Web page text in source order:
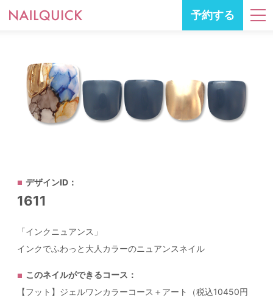
予約する
デザインID：
1611
「インクニュアンス」
インクでふわっと大人カラーのニュアンスネイル
このネイルができるコース：
【フット】ジェルワンカラーコース＋アート（税込10450円